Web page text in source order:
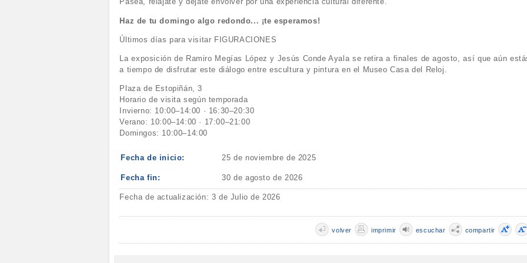
Haz de tu domingo algo redondo... ¡te esperamos!
Últimos días para visitar FIGURACIONES
La exposición de Ramiro Megías López y Jesús Conde Ayala se retira a finales de agosto, así que aún
a tiempo de disfrutar este diálogo entre escultura y pintura en el Museo Casa del Reloj.
Plaza de Estopiñán, 3
Horario de visita según temporada
Invierno: 10:00–14:00 · 16:30–20:30
Verano: 10:00–14:00 · 17:00–21:00
Domingos: 10:00–14:00
Fecha de inicio: 25 de noviembre de 2025
Fecha fin: 30 de agosto de 2026
Fecha de actualización: 3 de Julio de 2026
compartir
escuchar
imprimir
volver